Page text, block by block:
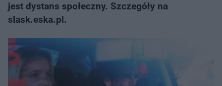
jest dystans społeczny. Szczegóły na
slask.eska.pl.